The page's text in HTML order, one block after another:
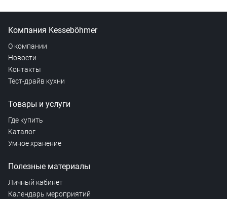
Компания Kesseböhmer
О компании
Новости
Контакты
Тест-драйв кухни
Товары и услуги
Где купить
Каталог
Умное хранение
Полезные материалы
Личный кабинет
Календарь мероприятий